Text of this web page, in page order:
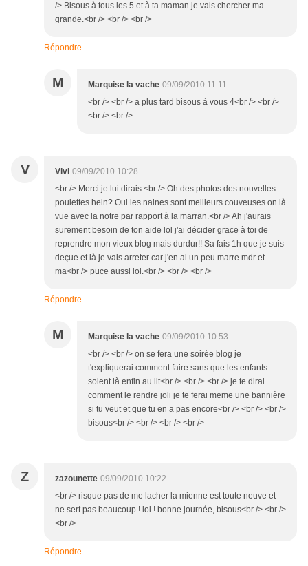
/> Bisous à tous les 5 et à ta maman je vais chercher ma
grande.<br /> <br /> <br />
Répondre
M Marquise la vache 09/09/2010 11:11
<br /> <br /> a plus tard bisous à vous 4<br /> <br />
<br /> <br />
V Vivi 09/09/2010 10:28
<br /> Merci je lui dirais.<br /> Oh des photos des nouvelles
poulettes hein? Oui les naines sont meilleurs couveuses on là
vue avec la notre par rapport à la marran.<br /> Ah j'aurais
surement besoin de ton aide lol j'ai décider grace à toi de
reprendre mon vieux blog mais durdur!! Sa fais 1h que je suis
deçue et là je vais arreter car j'en ai un peu marre mdr et
ma<br /> puce aussi lol.<br /> <br /> <br />
Répondre
M Marquise la vache 09/09/2010 10:53
<br /> <br /> on se fera une soirée blog je
t'expliquerai comment faire sans que les enfants
soient là enfin au lit<br /> <br /> <br /> je te dirai
comment le rendre joli je te ferai meme une bannière
si tu veut et que tu en a pas encore<br /> <br /> <br />
bisous<br /> <br /> <br /> <br />
Z zazounette 09/09/2010 10:22
<br /> risque pas de me lacher la mienne est toute neuve et
ne sert pas beaucoup ! lol ! bonne journée, bisous<br /> <br />
<br />
Répondre